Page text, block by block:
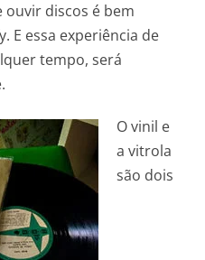
ouvir discos é bem
E essa experiência de
tempo, será
O vinil e
a vitrola
são dois